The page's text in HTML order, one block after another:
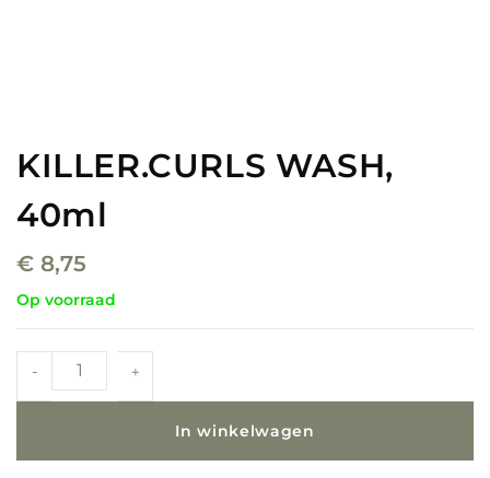
KILLER.CURLS WASH,
40ml
€ 8,75
Op voorraad
- +
In winkelwagen